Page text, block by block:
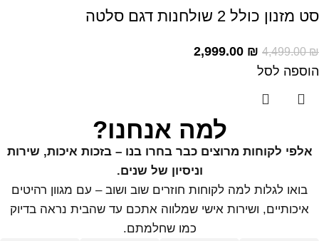
סט מזנון כולל 2 שולחנות דגם סלטה
4,499.00₪
2,999.00 ₪
הוספה לסל
למה אנחנו?
אלפי לקוחות מרוצים כבר בחרו בנו – בזכות איכות, שירות
וניסיון של שנים.
בואו לגלות למה לקוחות חוזרים שוב ושוב – עם מגוון רהיטים
איכותיים, ושירות אישי שמלווה אתכם עד שהבית נראה בדיוק
כמו שחלמתם.